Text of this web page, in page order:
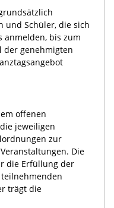
und Schüler, die sich
anmelden, bis zum
der genehmigten
offenen
jeweiligen
zur
Die
die Erfüllung der
trägt die